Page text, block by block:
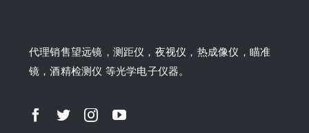
代理销售望远镜，测距仪，夜视仪，热成像仪，瞄准
镜，酒精检测仪 等光学电子仪器。